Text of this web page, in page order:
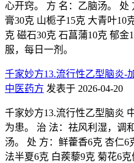
心开窍。 方 名：乙脑汤。 处
膏30克 山栀子15克 大青叶10
克 磁石30克 石菖蒲10克 郁金
服，每日一剂。
千家妙方13.流行性乙型脑炎-
中医药方 发表于 2026-04-20
千家妙方13.流行性乙型脑炎
为患。 治 法：祛风利湿，调
汤。 处 方：鲜藿香6克 杏仁6
法半夏6克 白蒺藜9克 菊花6